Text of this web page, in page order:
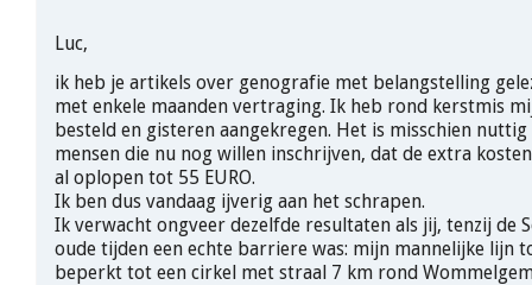
Luc,
ik heb je artikels over genografie met belangstelling
met enkele maanden vertraging. Ik heb rond kerstmis
besteld en gisteren aangekregen. Het is misschien
mensen die nu nog willen inschrijven, dat de extra
al oplopen tot 55 EURO.
Ik ben dus vandaag ijverig aan het schrapen.
Ik verwacht ongveer dezelfde resultaten als jij, tenzij de
oude tijden een echte barriere was: mijn mannelijke lijn
beperkt tot een cirkel met straal 7 km rond